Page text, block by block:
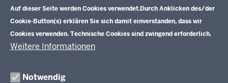
Auf dieser Seite werden Cookies verwendet.Durch Anklicken des/der
Cookie-Button(s) erklären Sie sich damit einverstanden, dass wir
Cookies verwenden. Technische Cookies sind zwingend erforderlich.
Weitere Informationen
Notwendig
Drucken
Lehrplannavigator Nordrhein-Westfalen